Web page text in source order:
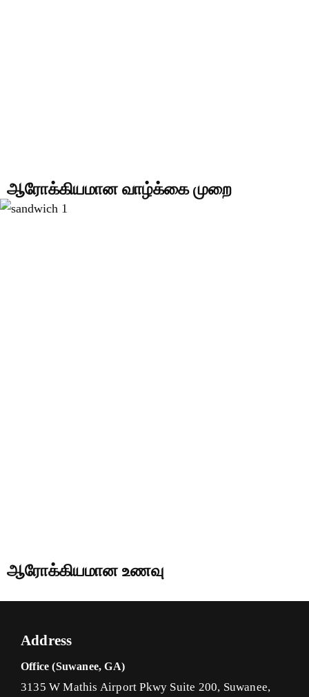
ஆரோக்கியமான வாழ்க்கை முறை
ஆரோக்கியமான உணவு
Address
Office (Suwanee, GA)
3135 W Mathis Airport Pkwy Suite 200, Suwanee,